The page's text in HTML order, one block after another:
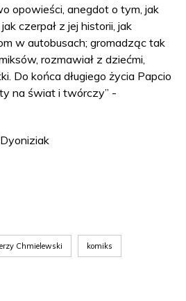
opowieści, anegdot o tym, jak
czerpał z jej historii, jak
w autobusach; gromadząc tak
rozmawiał z dziećmi,
Do końca długiego życia Papcio
na świat i twórczy” -
Chmielewski komiks